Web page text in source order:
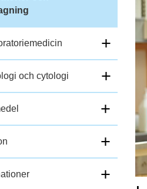
ä
l
l
i
h
o
+
och cytologi +
+
+
+